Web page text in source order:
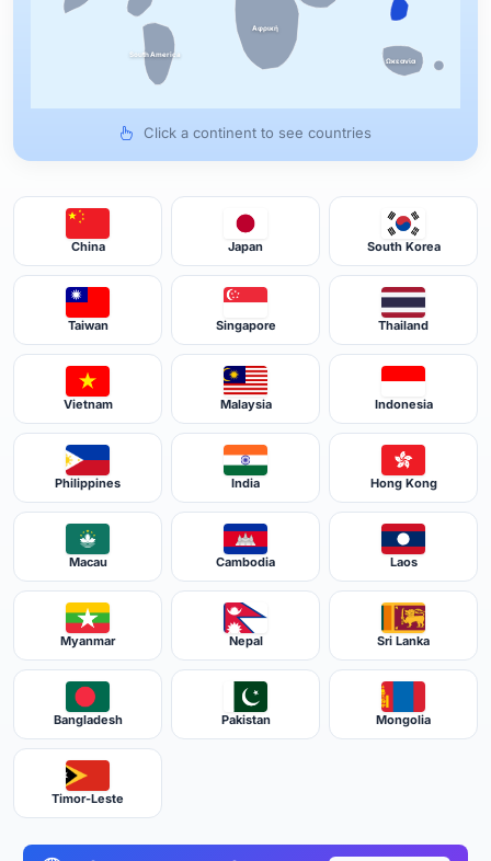
South America
Αφρική
Ωκεανία
Click a continent to see countries
China Japan South Korea
Taiwan Singapore Thailand
Vietnam Malaysia Indonesia
Philippines India Hong Kong
Macau Cambodia Laos
Myanmar Nepal Sri Lanka
Bangladesh Pakistan Mongolia
Timor-Leste